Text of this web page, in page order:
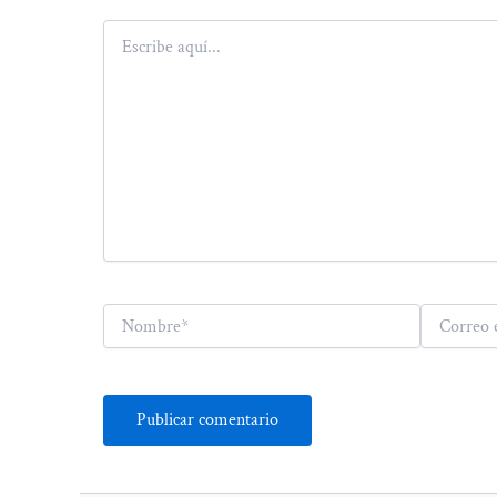
Escribe
aquí...
Nombre*
Correo
electrónico*